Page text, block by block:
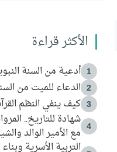
الأكثر قراءة
1 أدعية من السنة
2 الدعاء للميت من
3 كيف ينفي النظم
4
شهادة للتاريخ..
مع الأمير الوالد
التربية الأسرية